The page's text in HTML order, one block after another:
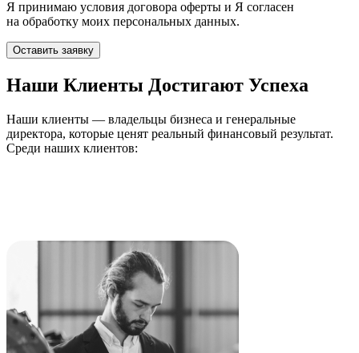
Я принимаю условия договора оферты и Я согласен
на обработку моих персональных данных.
Оставить заявку
Наши Клиенты Достигают Успеха
Наши клиенты — владельцы бизнеса и генеральные
директора, которые ценят реальный финансовый результат.
Среди наших клиентов: